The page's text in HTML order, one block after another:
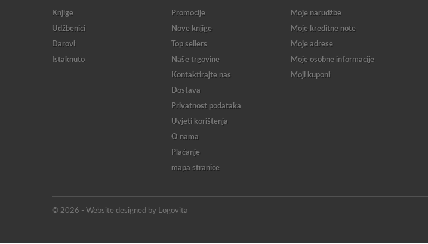
Knjige
Udžbenici
Darovi
Istaknuto
Promocije
Nove knjige
Top sellers
Naše trgovine
Kontaktirajte nas
Dostava
Privatnost podataka
Uvjeti korištenja
O nama
Plaćanje
mapa stranice
© 2026 - Website designed by Logovita
Moje narudžbe
Moje kreditne note
Moje adrese
Moje osobne informacije
Moji kuponi